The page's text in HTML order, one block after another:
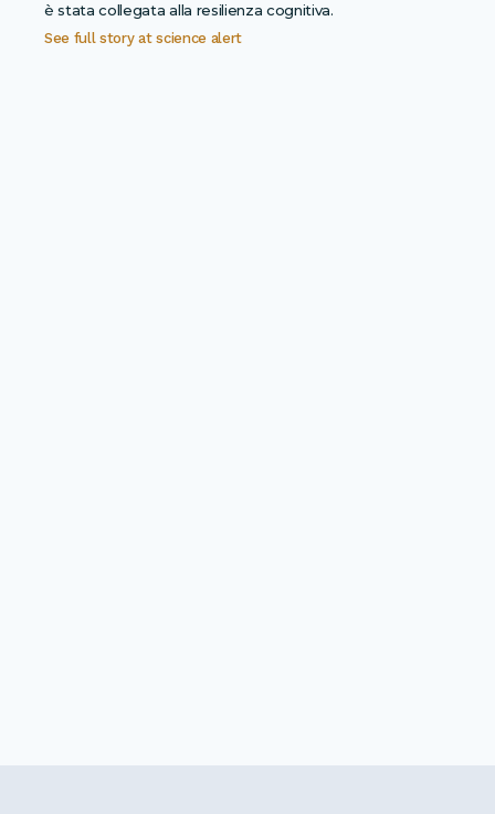
è stata collegata alla resilienza cognitiva.
See full story atscience alert